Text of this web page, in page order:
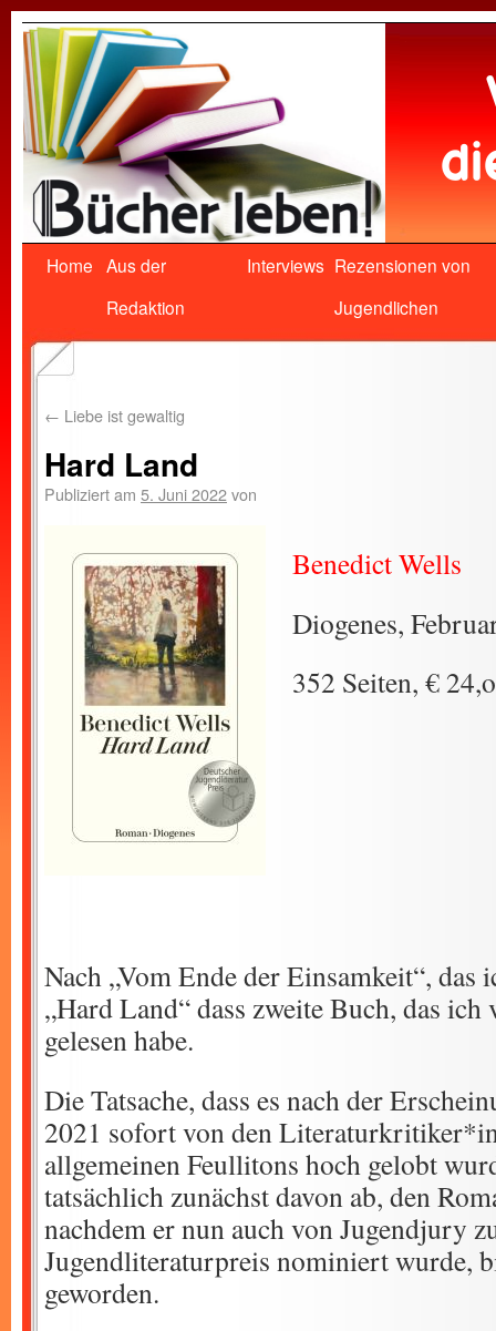
Home Aus der
Redaktion
Interviews Rezensionen von
Jugendlichen
← Liebe ist gewaltig
Hard Land
Publiziert am 5. Juni 2022von
Benedict Wells
Diogenes,
352 Seiten, €
Nach „Vom Ende der Einsamkeit“, das
„Hard Land“ dass zweite Buch, das
gelesen habe.
Die Tatsache, dass es nach der
2021 sofort von den
allgemeinen Feullitons hoch gelobt
tatsächlich zunächst davon ab, den
nachdem er nun auch von Jugendjury
Jugendliteraturpreis nominiert wurde,
geworden.